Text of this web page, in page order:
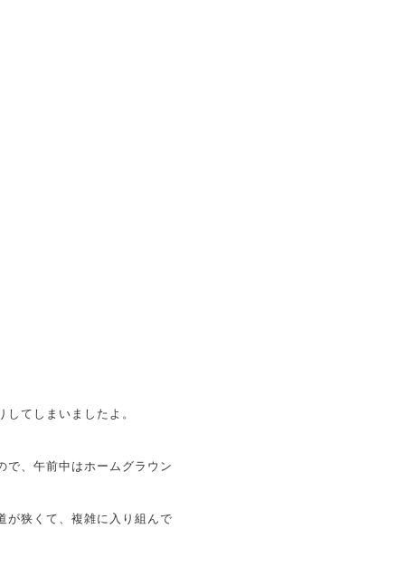
てしまいましたよ。
で、午前中はホームグラウン
が狭くて、複雑に入り組んで